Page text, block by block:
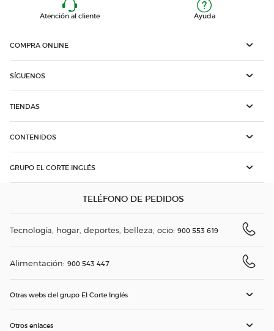
Atención al cliente Ayuda
COMPRA ONLINE
SÍGUENOS
TIENDAS
CONTENIDOS
GRUPO EL CORTE INGLÉS
TELÉFONO DE PEDIDOS
Tecnología, hogar, deportes, belleza, ocio: 900 553 619
Alimentación: 900 543 447
Otras webs del grupo El Corte Inglés
Otros enlaces